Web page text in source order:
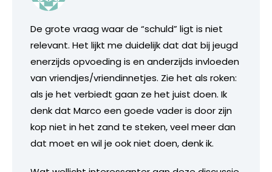
De grote vraag waar de “schuld” ligt is niet
relevant. Het lijkt me duidelijk dat dat bij jeugd
enerzijds opvoeding is en anderzijds invloeden
van vriendjes/vriendinnetjes. Zie het als roken:
als je het verbiedt gaan ze het juist doen. Ik
denk dat Marco een goede vader is door zijn
kop niet in het zand te steken, veel meer dan
dat moet en wil je ook niet doen, denk ik.